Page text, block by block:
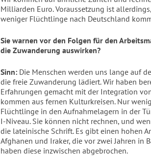
Milliarden Euro. Voraussetzung ist
weniger Flüchtlinge nach Deutschland
Sie warnen vor den Folgen für den
die Zuwanderung auswirken?
Sinn: Die Menschen werden uns lange auf
die freie Zuwanderung lädiert. Wir haben
Erfahrungen gemacht mit der Integration
kommen aus fernen Kulturkreisen. Nur
Flüchtlinge in den Aufnahmelagern in der
I-Niveau. Sie können nicht rechnen, und
die lateinische Schrift. Es gibt einen hohen
Afghanen und Iraker, die vor zwei Jahren in
haben diese inzwischen abgebrochen.